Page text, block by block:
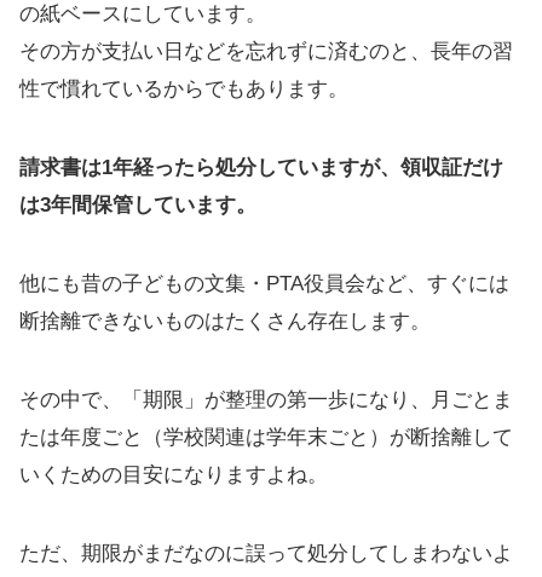
の紙ベースにしています。
その方が支払い日などを忘れずに済むのと、長年の習
性で慣れているからでもあります。
請求書は1年経ったら処分していますが、領収証だけ
は3年間保管しています。
他にも昔の子どもの文集・PTA役員会など、すぐには
断捨離できないものはたくさん存在します。
その中で、「期限」が整理の第一歩になり、月ごとま
たは年度ごと（学校関連は学年末ごと）が断捨離して
いくための目安になりますよね。
ただ、期限がまだなのに誤って処分してしまわないよ